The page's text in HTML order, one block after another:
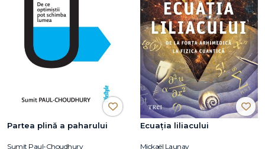
Partea plină a paharului
Sumit Paul-Choudhury
Ecuația liliacului
Mickaël Launay